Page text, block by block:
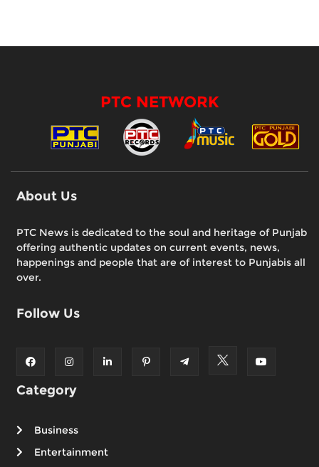
PTC NETWORK
About Us
PTC News is dedicated to the soul and heritage of Punjab
offering authentic updates on current events, news,
happenings and people that are of interest to Punjabis all
over.
Follow Us
Category
Business
Entertainment